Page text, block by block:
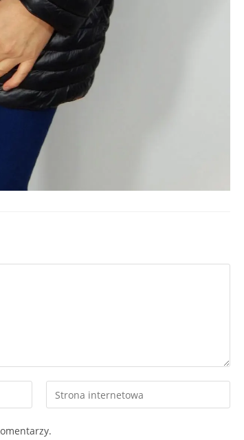
Enter
your